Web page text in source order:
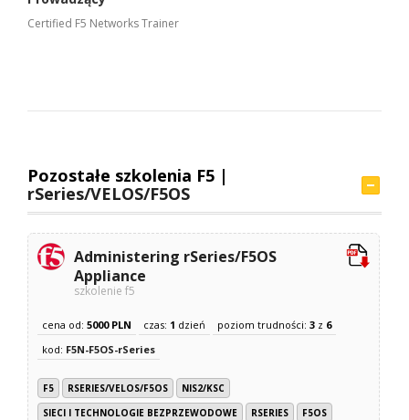
Certified F5 Networks Trainer
Pozostałe szkolenia F5 |
rSeries/VELOS/F5OS
Administering rSeries/F5OS
Appliance
szkolenie f5
cena od:5000 PLN czas: 1 dzień poziom trudności:3 z 6
kod: F5N-F5OS-rSeries
F5 RSERIES/VELOS/F5OS
NIS2/KSC
SIECI I TECHNOLOGIE BEZPRZEWODOWE
RSERIES
F5OS